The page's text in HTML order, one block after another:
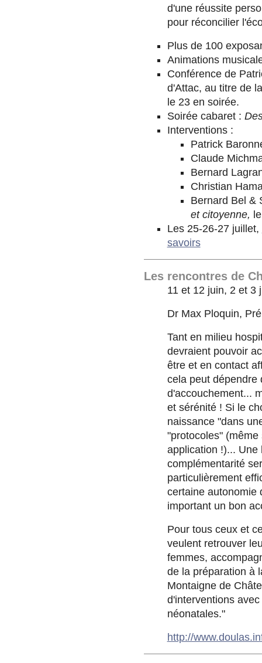
d'une réussite
pour réconcilier
Plus de 100
Animations
Conférence de
d'Attac, au titre de
le 23 en soirée.
Soirée cabaret :
Interventions :
Patrick
Claude
Bernard
Christian
Bernard Bel &
et citoyenne,
Les 25-26-27 juillet,
savoirs
Les rencontres de
11 et 12 juin, 2 et 3
Dr Max Ploquin,
Tant en milieu
devraient pouvoir
être et en contact
cela peut dépendre
d'accouchement...
et sérénité ! Si le
naissance "dans
"protocoles"
application !)... Une
complémentarité
particulièrement
certaine autonomie
important un bon
Pour tous ceux et
veulent retrouver
femmes,
de la préparation à
Montaigne de
d'interventions
néonatales."
http://